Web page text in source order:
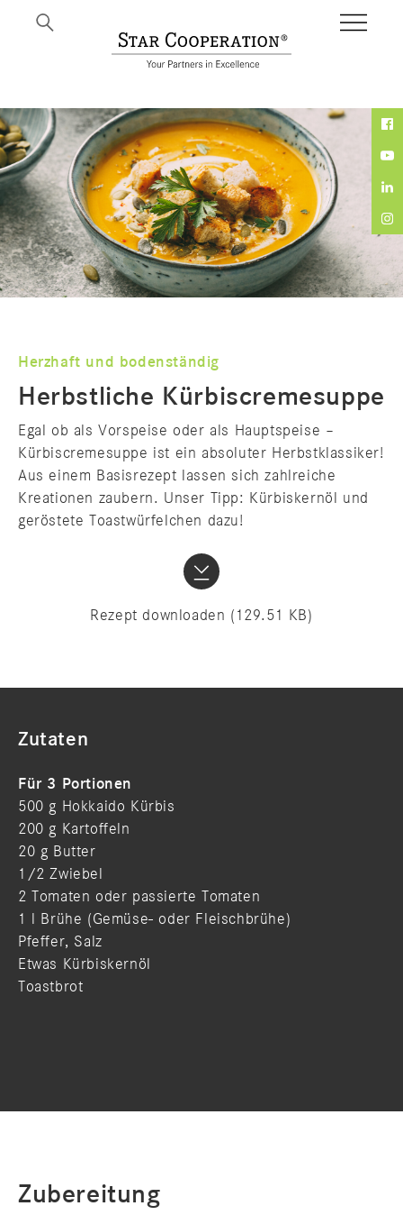
Herzhaft und bodenständig
Herbstliche Kürbiscremesuppe
Egal ob als Vorspeise oder als Hauptspeise –
Kürbiscremesuppe ist ein absoluter Herbstklassiker!
Aus einem Basisrezept lassen sich zahlreiche
Kreationen zaubern. Unser Tipp: Kürbiskernöl und
geröstete Toastwürfelchen dazu!
Rezept downloaden (129.51 KB)
Zutaten
Für 3 Portionen
500 g Hokkaido Kürbis
200 g Kartoffeln
20 g Butter
1/2 Zwiebel
2 Tomaten oder passierte Tomaten
1 l Brühe (Gemüse- oder Fleischbrühe)
Pfeffer, Salz
Etwas Kürbiskernöl
Toastbrot
Zubereitung